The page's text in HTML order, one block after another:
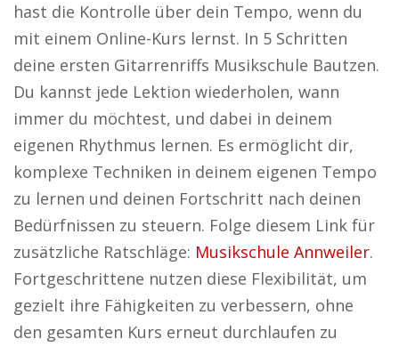
hast die Kontrolle über dein Tempo, wenn du
mit einem Online-Kurs lernst. In 5 Schritten
deine ersten Gitarrenriffs Musikschule Bautzen.
Du kannst jede Lektion wiederholen, wann
immer du möchtest, und dabei in deinem
eigenen Rhythmus lernen. Es ermöglicht dir,
komplexe Techniken in deinem eigenen Tempo
zu lernen und deinen Fortschritt nach deinen
Bedürfnissen zu steuern. Folge diesem Link für
zusätzliche Ratschläge: Musikschule Annweiler.
Fortgeschrittene nutzen diese Flexibilität, um
gezielt ihre Fähigkeiten zu verbessern, ohne
den gesamten Kurs erneut durchlaufen zu